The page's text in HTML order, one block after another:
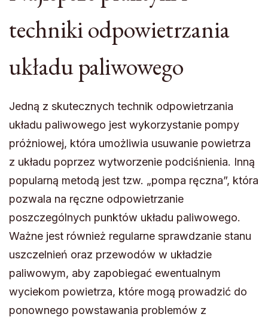
techniki odpowietrzania
układu paliwowego
Jedną z skutecznych technik odpowietrzania
układu paliwowego jest wykorzystanie pompy
próżniowej, która umożliwia usuwanie powietrza
z układu poprzez wytworzenie podciśnienia. Inną
popularną metodą jest tzw. „pompa ręczna”, która
pozwala na ręczne odpowietrzanie
poszczególnych punktów układu paliwowego.
Ważne jest również regularne sprawdzanie stanu
uszczelnień oraz przewodów w układzie
paliwowym, aby zapobiegać ewentualnym
wyciekom powietrza, które mogą prowadzić do
ponownego powstawania problemów z